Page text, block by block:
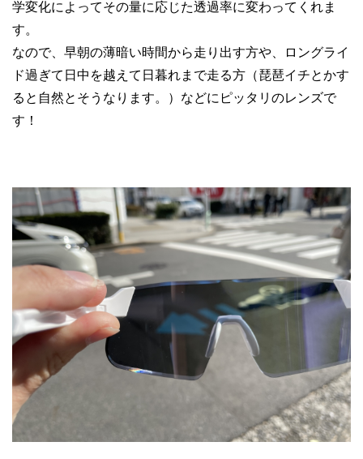
学変化によってその量に応じた透過率に変わってくれま
す。
なので、早朝の薄暗い時間から走り出す方や、ロングライ
ド過ぎて日中を越えて日暮れまで走る方（琵琶イチとかす
ると自然とそうなります。）などにピッタリのレンズで
す！